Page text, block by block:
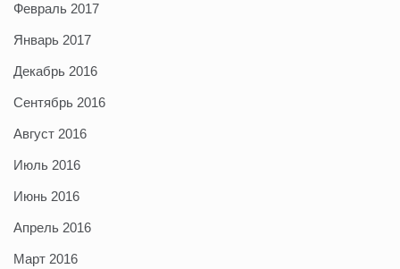
Февраль 2017
Январь 2017
Декабрь 2016
Сентябрь 2016
Август 2016
Июль 2016
Июнь 2016
Апрель 2016
Март 2016